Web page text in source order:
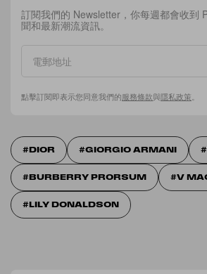
訂閱我們的 Newsletter，你每週都會收到
聞和最新潮流資訊。
點擊訂閱即表示您同意我們的服務條款與隱私政策
DIOR GIORGIO ARMANI
BURBERRY PRORSUM V
LILY DONALDSON